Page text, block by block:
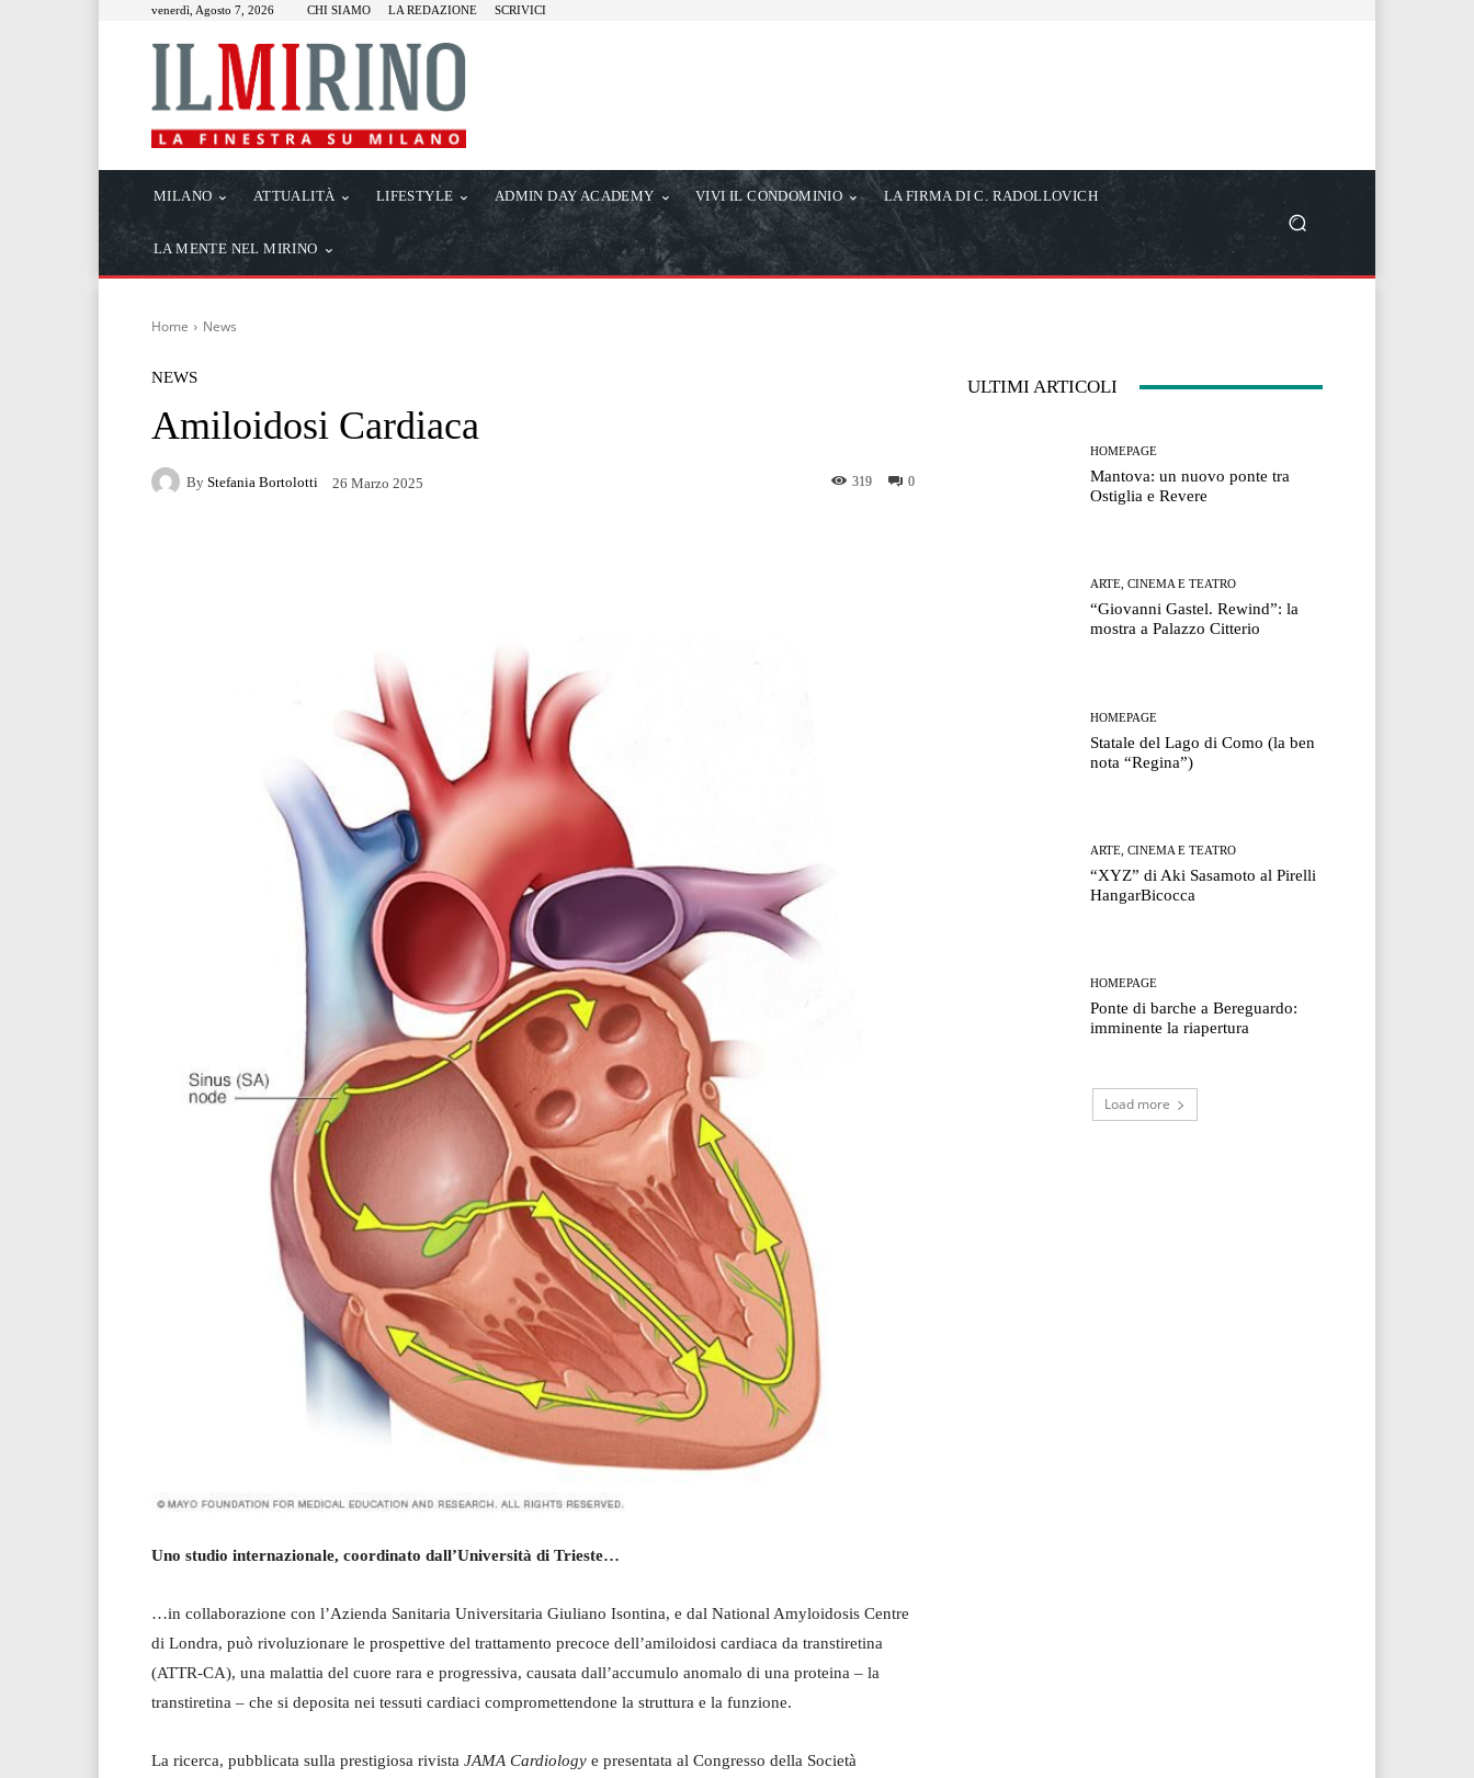
venerdì, Agosto 7, 2026 CHI SIAMO LA REDAZIONE SCRIVICI
MILANO ATTUALITÀ LIFESTYLE ADMIN DAY ACADEMY VIVI IL CONDOMINIO LA FIRMA DI C. RADOLLOVICH
LA MENTE NEL MIRINO
Home News
NEWS
Amiloidosi Cardiaca
By Stefania Bortolotti 26 Marzo 2025 0
319
Uno studio internazionale, coordinato dall’Università di Trieste…
…in collaborazione con l’Azienda Sanitaria Universitaria Giuliano Isontina, e dal National Amyloidosis Centre
di Londra, può rivoluzionare le prospettive del trattamento precoce dell’amiloidosi cardiaca da transtiretina
(ATTR-CA), una malattia del cuore rara e progressiva, causata dall’accumulo anomalo di una proteina – la
transtiretina – che si deposita nei tessuti cardiaci compromettendone la struttura e la funzione.
La ricerca, pubblicata sulla prestigiosa rivista JAMA Cardiology e presentata al Congresso della Società
ULTIMI ARTICOLI
HOMEPAGE
Mantova: un nuovo ponte tra
Ostiglia e Revere
ARTE, CINEMA E TEATRO
“Giovanni Gastel. Rewind”: la
mostra a Palazzo Citterio
HOMEPAGE
Statale del Lago di Como (la ben
nota “Regina”)
ARTE, CINEMA E TEATRO
“XYZ” di Aki Sasamoto al Pirelli
HangarBicocca
HOMEPAGE
Ponte di barche a Bereguardo:
imminente la riapertura
Load more